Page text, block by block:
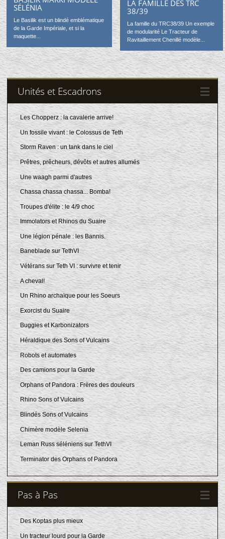
SÉLÉNIA
Le Basilik est un blindé emblématique
de la Garde Impériale, et si la
maquette...
LA FAMILLE DES TRC
38/39
La famille du TRC38/39 Un exemple
de modularité Le Tracteur de
Ravitaillement Chenillé modèle...
Unités et Escadrons
Les Chopperz : la cavalerie arrive!
Un fossile vivant : le Colossus de Teth
Storm Raven : un tank dans le ciel
Prêtres, prêcheurs, dévôts et autres allumés
Une waagh parmi d'autres
Chassa chassa chassa... Bomba!
Troupes d'élite : le 4/9 choc
Immolators et Rhinos du Suaire
Une légion pénale : les Bannis.
Baneblade sur TethVI
Vétérans sur Teth VI : survivre et tenir
A cheval!
Un Rhino archaïque pour les Soeurs
Exorcist du Suaire
Buggies et Karbonizators
Héraldique des Sons of Vulcains
Robots et automates
Des camions pour la Garde
Orphans of Pandora : Frères des douleurs
Rhino Sons of Vulcains
Blindés Sons of Vulcains
Chimère modèle Selenia
Leman Russ séléniens sur TethVI
Terminator des Orphans of Pandora
Pas à Pas
Des Koptas plus mieux
Un tracteur lourd pour la Garde